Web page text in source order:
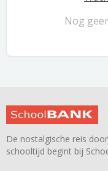
Nog
De nostalgische reis
schooltijd begint bij